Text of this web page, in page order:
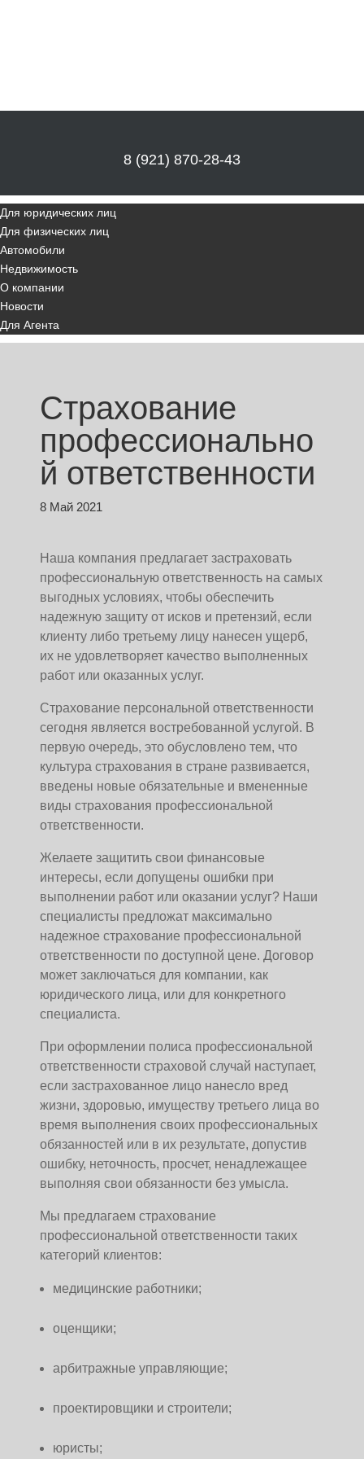
8 (921) 870-28-43
Для юридических лиц
Для физических лиц
Автомобили
Недвижимость
О компании
Новости
Для Агента
Страхование
профессионально
й ответственности
8 Май 2021
Наша компания предлагает застраховать
профессиональную ответственность на самых
выгодных условиях, чтобы обеспечить
надежную защиту от исков и претензий, если
клиенту либо третьему лицу нанесен ущерб,
их не удовлетворяет качество выполненных
работ или оказанных услуг.
Страхование персональной ответственности
сегодня является востребованной услугой. В
первую очередь, это обусловлено тем, что
культура страхования в стране развивается,
введены новые обязательные и вмененные
виды страхования профессиональной
ответственности.
Желаете защитить свои финансовые
интересы, если допущены ошибки при
выполнении работ или оказании услуг? Наши
специалисты предложат максимально
надежное страхование профессиональной
ответственности по доступной цене. Договор
может заключаться для компании, как
юридического лица, или для конкретного
специалиста.
При оформлении полиса профессиональной
ответственности страховой случай наступает,
если застрахованное лицо нанесло вред
жизни, здоровью, имуществу третьего лица во
время выполнения своих профессиональных
обязанностей или в их результате, допустив
ошибку, неточность, просчет, ненадлежащее
выполняя свои обязанности без умысла.
Мы предлагаем страхование
профессиональной ответственности таких
категорий клиентов:
медицинские работники;
оценщики;
арбитражные управляющие;
проектировщики и строители;
юристы;